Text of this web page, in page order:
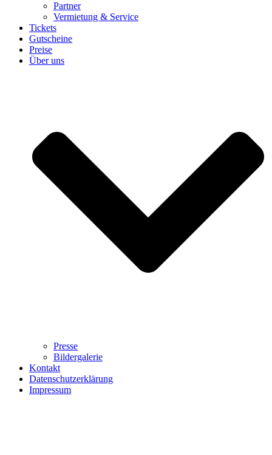
Partner
Vermietung & Service
Tickets
Gutscheine
Preise
Über uns
Presse
Bildergalerie
Kontakt
Datenschutzerklärung
Impressum